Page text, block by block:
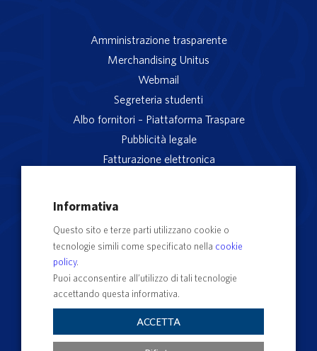
Amministrazione trasparente
Merchandising Unitus
Webmail
Segreteria studenti
Albo fornitori – Piattaforma Traspare
Pubblicità legale
Fatturazione elettronica
Servizio reclami
Sedi e Poli
Contatti e PEC
Albo Ufficiale di Ateneo
Impostazioni dei cookie
Informativa
Questo sito e terze parti utilizzano cookie o
tecnologie simili come specificato nella cookie
policy.
Puoi acconsentire all’utilizzo di tali tecnologie
accettando questa informativa.
ACCETTA